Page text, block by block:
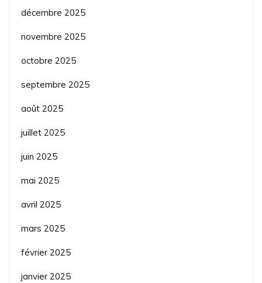
décembre 2025
novembre 2025
octobre 2025
septembre 2025
août 2025
juillet 2025
juin 2025
mai 2025
avril 2025
mars 2025
février 2025
janvier 2025